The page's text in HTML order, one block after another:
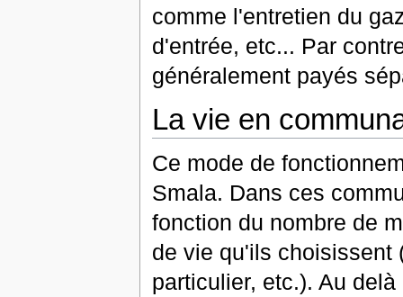
comme l'entretien du
d'entrée, etc... Par
généralement payés
La vie en
Ce mode de
Smala. Dans ces
fonction du nombre de
de vie qu'ils choisissent
particulier, etc.). Au